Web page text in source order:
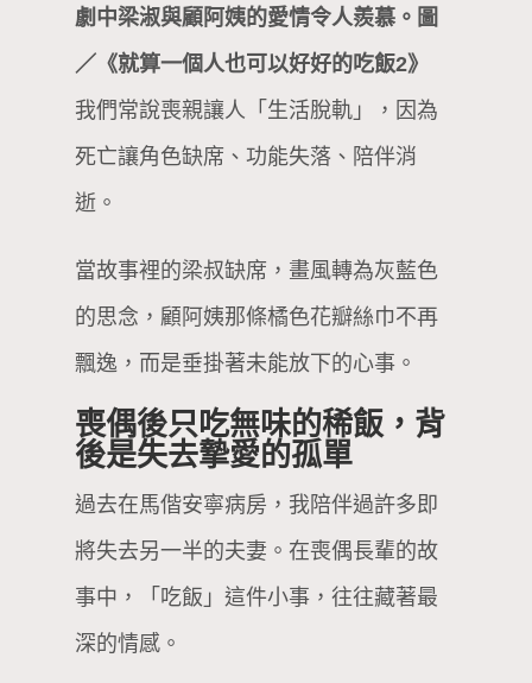
劇中梁淑與顧阿姨的愛情令人羨慕。圖
／《就算一個人也可以好好的吃飯2》
我們常說喪親讓人「生活脫軌」，因為
死亡讓角色缺席、功能失落、陪伴消
逝。
當故事裡的梁叔缺席，畫風轉為灰藍色
的思念，顧阿姨那條橘色花瓣絲巾不再
飄逸，而是垂掛著未能放下的心事。
喪偶後只吃無味的稀飯，背
後是失去摯愛的孤單
過去在馬偕安寧病房，我陪伴過許多即
將失去另一半的夫妻。在喪偶長輩的故
事中，「吃飯」這件小事，往往藏著最
深的情感。